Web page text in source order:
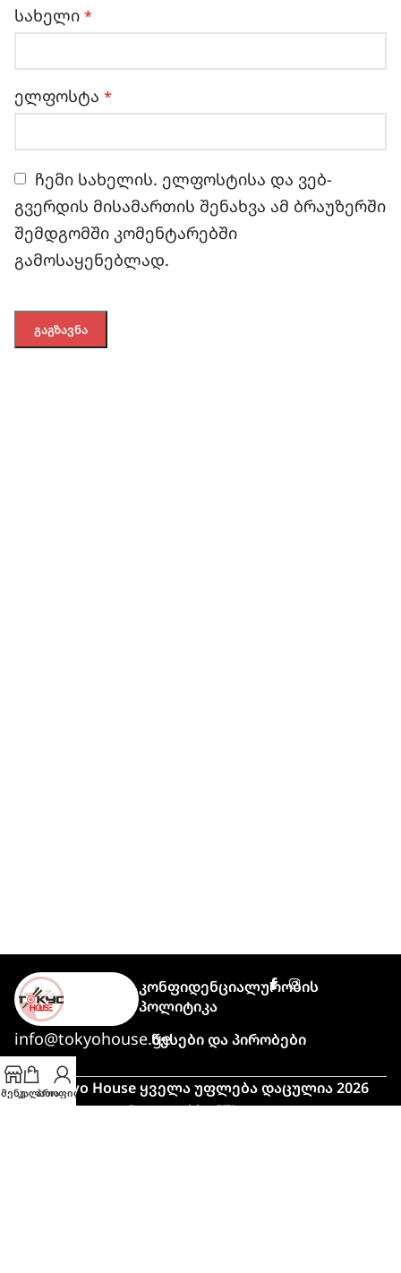
სახელი *
ელფოსტა *
ჩემი სახელის. ელფოსტისა და ვებ-
გვერდის მისამართის შენახვა ამ ბრაუზერში
შემდგომში კომენტარებში
გამოსაყენებლად.
info@tokyohouse.ge
Კონფიდენციალურობის
Პოლიტიკა
Წესები Და Პირობები
© Tokyo House ყველა უფლება დაცულია 2026
Powered byITLover
მენუკალათა
პროფილი